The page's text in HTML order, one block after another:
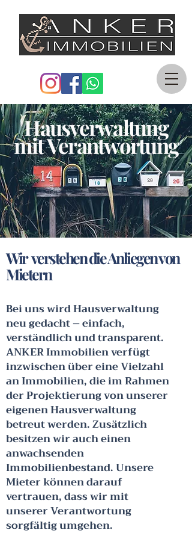
Hausverwaltung
mit Verantwortung
Wir verstehen die Anliegen von
Mietern
Bei uns wird Hausverwaltung
neu gedacht – einfach,
verständlich und transparent.
ANKER Immobilien verfügt
inzwischen über eine Vielzahl
an Immobilien, die im Rahmen
der Projektierung von unserer
eigenen Hausverwaltung
betreut werden. Zusätzlich
besitzen wir auch einen
anwachsenden
Immobilienbestand. Unsere
Mieter können darauf
vertrauen, dass wir mit
unserer Verantwortung
sorgfältig umgehen.